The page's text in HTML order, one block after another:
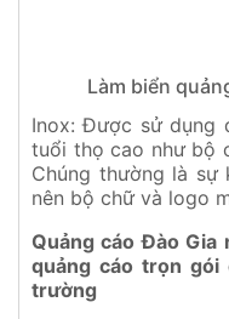
Làm biển
Inox: Được sử dụng
tuổi thọ cao như bộ
Chúng thường là
nên bộ chữ và logo
Quảng cáo Đào Gia
quảng cáo trọn
trường